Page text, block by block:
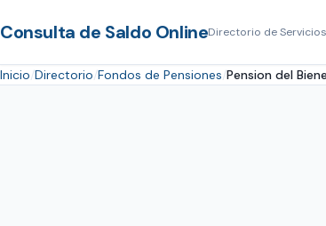
Consulta de Saldo OnlineDirectorio de
Inicio Directorio Fondos de Pensiones Pension del